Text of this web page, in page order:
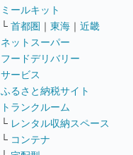
ミールキット
└ 首都圏 ｜ 東海 ｜ 近畿
ネットスーパー
フードデリバリー
サービス
ふるさと納税サイト
トランクルーム
└ レンタル収納スペース
└ コンテナ